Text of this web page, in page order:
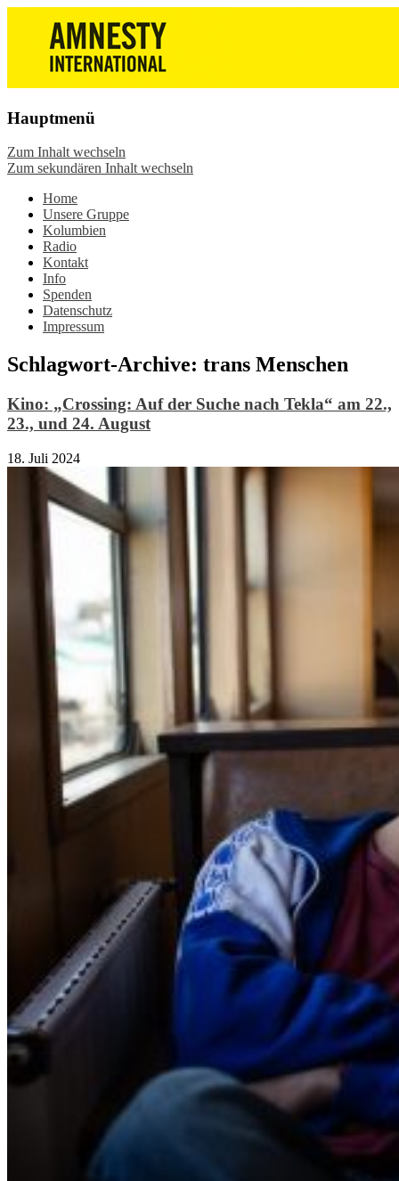
Amnesty International
Wiesbaden – Infos, Adresse,
Gruppentreffen
Die Wiesbadener Amnesty-Gruppen
stellen sich vor, bieten interessante
Veranstaltungen und Aktionen zum
Mitmachen – online oder in der Gruppe.
Sei dabei.
Hauptmenü
Zum Inhalt wechseln
Zum sekundären Inhalt wechseln
Home
Unsere Gruppe
Kolumbien
Radio
Kontakt
Info
Spenden
Datenschutz
Impressum
Schlagwort-Archive: trans Menschen
Kino: „Crossing: Auf der Suche nach Tekla“ am 22.,
23., und 24. August
18. Juli 2024